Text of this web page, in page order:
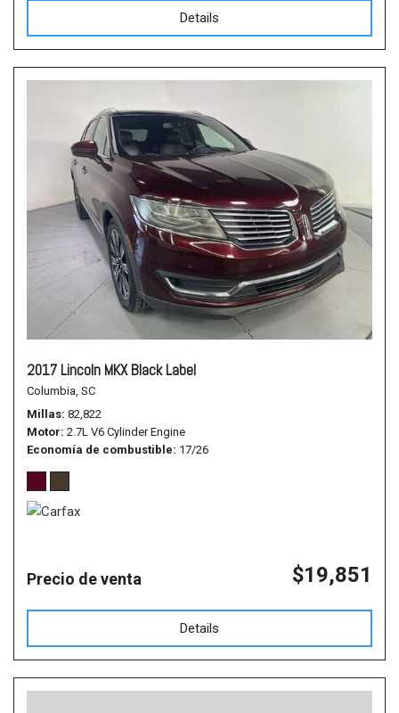
Details
2017 Lincoln MKX Black Label
Columbia, SC
Millas 82,822
Motor 2.7L V6 Cylinder Engine
Economía de combustible 17/26
Precio de venta $19,851
Details